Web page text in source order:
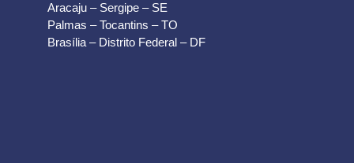
Aracaju – Sergipe – SE
Palmas – Tocantins – TO
Brasília – Distrito Federal – DF